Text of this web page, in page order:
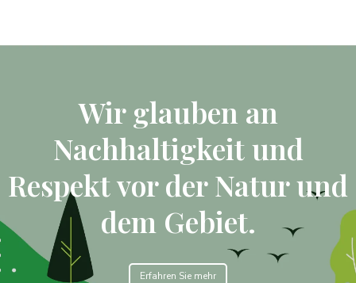
Wir glauben an
Nachhaltigkeit und
Respekt vor der Natur und
dem Gebiet.
Erfahren Sie mehr